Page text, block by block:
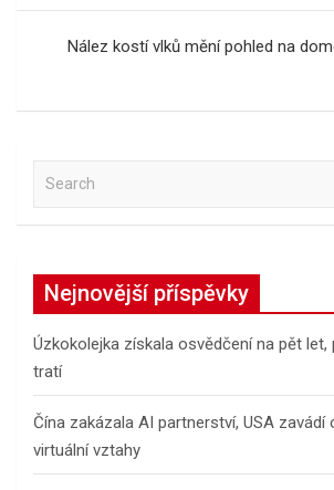
Nález kostí vlků mění pohled na
a
h
Nejnovější příspěvky
Úzkokolejka získala osvědčení na pět let,
tratí
Čína zakázala AI partnerství, USA zavádí
virtuální vztahy